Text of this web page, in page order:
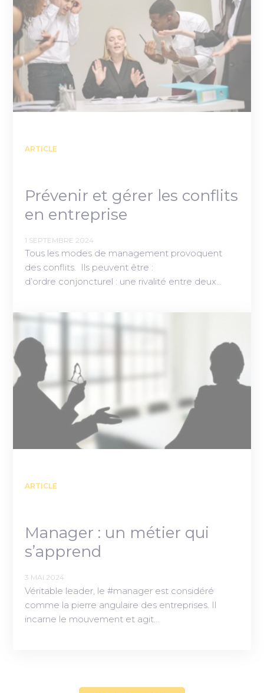
ARTICLE
Prévenir et gérer les conflits
en entreprise
1 SEPTEMBRE 2024
Tous les modes de management provoquent
des conflits. Ils peuvent être :
d’ordre conjoncturel : une rivalité entre deux…
ARTICLE
Manager : un métier qui
s’apprend
3 MAI 2024
Véritable leader, le #manager est considéré
comme la pierre angulaire des entreprises. Il
incarne le mouvement et agit…